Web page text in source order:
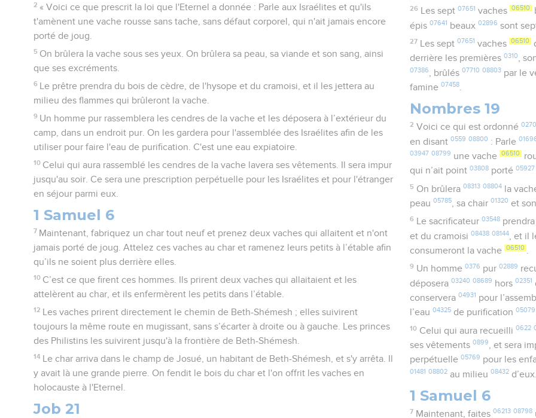
2 « Voici ce que prescrit la loi que l'Eternel a donnée : Parle aux Israélites et qu'ils
t'amènent une vache rousse sans tache, sans défaut corporel, qui n'ait jamais encore
porté de joug.
5 On brûlera la vache sous ses yeux. On brûlera sa peau, sa viande et son sang, ainsi
que ses excréments.
6
Le prêtre prendra du bois de cèdre, de l'hysope et du cramoisi, et il les jettera au
milieu des flammes qui brûleront la vache.
9 Un homme pur rassemblera les cendres de la vache et les déposera à l’extérieur du
camp, dans un endroit pur. On les gardera pour l'assemblée des Israélites afin de les
utiliser pour faire l'eau de purification. C'est une eau expiatoire.
10 Celui qui aura rassemblé les cendres de la vache lavera ses vêtements. Il sera impur
jusqu'au soir. Ce sera une prescription perpétuelle pour les Israélites et pour l'étranger
en séjour parmi eux.
1 Samuel 6
7 Maintenant, fabriquez un char tout neuf et prenez deux vaches qui allaitent et n'ont
jamais porté de joug. Attelez ces vaches au char et ramenez leurs petits à l’étable afin
qu’ils ne soient plus derrière elles.
10 C’est ce que firent ces hommes. Ils prirent deux vaches qui allaitaient et les
attelèrent au char, et ils enfermèrent les petits dans l’étable.
12
Les vaches prirent directement le chemin de Beth-Shémesh ; elles suivirent
toujours la même route en mugissant, sans s’écarter à droite ou à gauche. Les princes
des Philistins les suivirent jusqu'à la frontière de Beth-Shémesh.
14
Le char arriva dans le champ de Josué, un habitant de Beth-Shémesh, et s'y arrêta. Il
y avait là une grande pierre. On fendit le bois du char et l'on offrit les vaches en
holocauste à l'Eternel.
Job 21
26 Les sept 07651 vaches 06510
épis07641 beaux02896 sont
27 Les sept 07651 vaches 06510
derrière les premières0310,
07386 , brûlés07710 08803 par le
famine07458.
Nombres 19
2 Voici ce qui est ordonné
en disant0559 08800 : Parle
03947 08799 une vache 06510
qui n’ait point03808 porté05927
5 On brûlera 08313 08804la
peau05785, sa chair01320 et
6 Le sacrificateur 03548prendra
et du cramoisi08438 08144 , et il
consumeront la vache 06510 .
9 Un homme 0376 pur 02889
déposera03240 08689 hors02351
conservera04931 pour
l’eau04325 de purification05079
10 Celui qui aura recueilli 0622
ses vêtements0899 , et sera
perpétuelle05769 pour les
01481 08802 au milieu08432 d’eux.
1 Samuel 6
7 Maintenant, faites 06213 08798